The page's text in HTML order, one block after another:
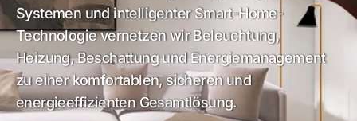
Systemen und intelligenter Smart-Home-
Technologie vernetzen wir Beleuchtung,
Heizung, Beschattung und Energiemanagement
zu einer komfortablen, sicheren und
energieeffizienten Gesamtlösung.